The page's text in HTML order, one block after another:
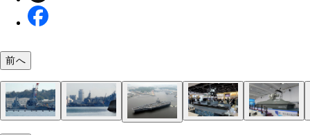
その艇搭載カメラが捕らえた映像。水平線にロシ
の軍艦が写っている。右上を飛ぶ艦載ヘリが自爆
もちろん上空にはウクライナ軍お得意の無人機
前へ